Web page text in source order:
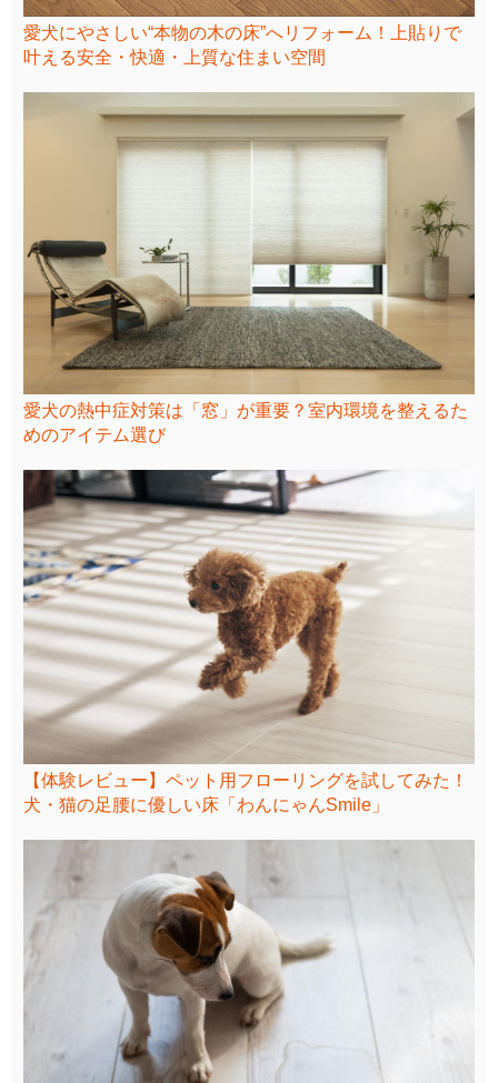
愛犬にやさしい“本物の木の床”へリフォーム！上貼りで
叶える安全・快適・上質な住まい空間
愛犬の熱中症対策は「窓」が重要？室内環境を整えるた
めのアイテム選び
【体験レビュー】ペット用フローリングを試してみた！
犬・猫の足腰に優しい床「わんにゃんSmile」